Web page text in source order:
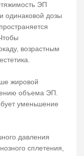
ЭП
одинаковой дозы
возрастным
жировой
объема ЭП.
уменьшение
давления
сплетения,